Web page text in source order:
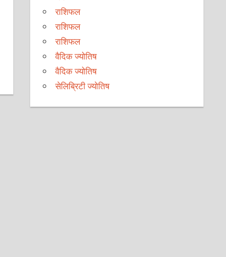
राशिफल
राशिफल
राशिफल
वैदिक ज्योतिष
वैदिक ज्योतिष
सेलिब्रिटी ज्योतिष